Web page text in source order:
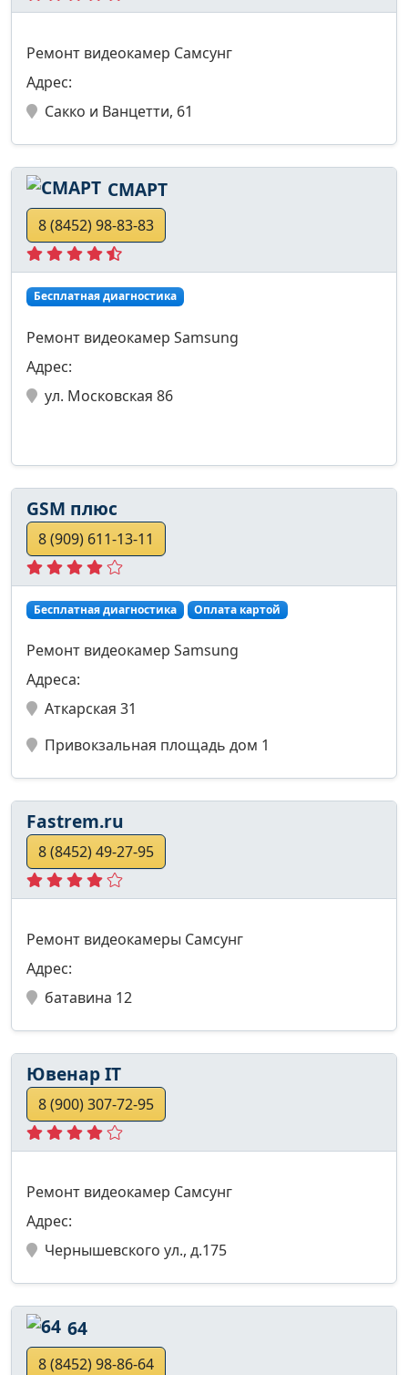
Ремонт видеокамер Самсунг
Адрес:
Сакко и Ванцетти, 61
СМАРТ
8 (8452) 98-83-83
Бесплатная диагностика
Ремонт видеокамер Samsung
Адрес:
ул. Московская 86
GSM плюс
8 (909) 611-13-11
Бесплатная диагностика Оплата картой
Ремонт видеокамер Samsung
Адреса:
Аткарская 31
Привокзальная площадь дом 1
Fastrem.ru
8 (8452) 49-27-95
Ремонт видеокамеры Самсунг
Адрес:
батавина 12
Ювенар IT
8 (900) 307-72-95
Ремонт видеокамер Самсунг
Адрес:
Чернышевского ул., д.175
64
8 (8452) 98-86-64